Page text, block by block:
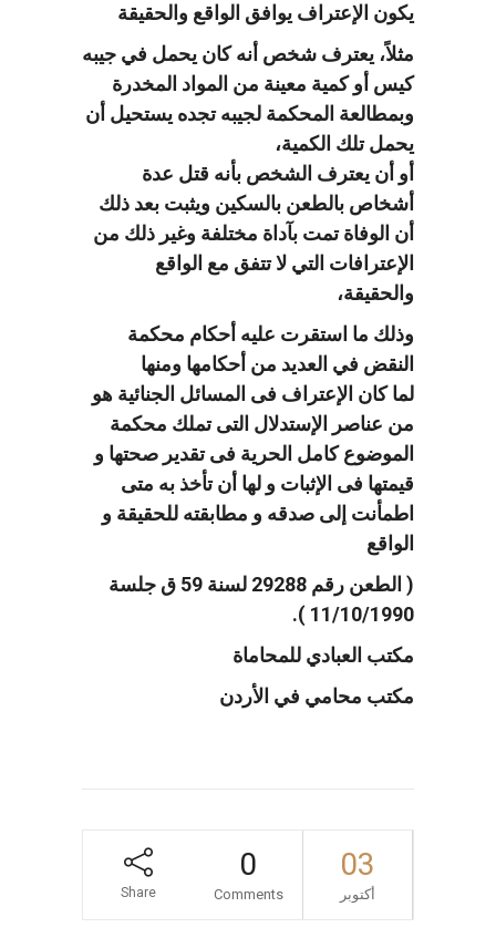
يكون الإعتراف يوافق الواقع والحقيقة
مثلاً، يعترف شخص أنه كان يحمل في جيبه
كيس أو كمية معينة من المواد المخدرة
وبمطالعة المحكمة لجيبه تجده يستحيل أن
يحمل تلك الكمية،
أو أن يعترف الشخص بأنه قتل عدة
أشخاص بالطعن بالسكين ويثبت بعد ذلك
أن الوفاة تمت بآداة مختلفة وغير ذلك من
الإعترافات التي لا تتفق مع الواقع
والحقيقة،
وذلك ما استقرت عليه أحكام محكمة
النقض في العديد من أحكامها ومنها
لما كان الإعتراف فى المسائل الجنائية هو
من عناصر الإستدلال التى تملك محكمة
الموضوع كامل الحرية فى تقدير صحتها و
قيمتها فى الإثبات و لها أن تأخذ به متى
اطمأنت إلى صدقه و مطابقته للحقيقة و
الواقع
( الطعن رقم 29288 لسنة 59 ق جلسة
11/10/1990 ).
مكتب العبادي للمحاماة
مكتب محامي في الأردن
03
أكتوبر
0
Comments
Share